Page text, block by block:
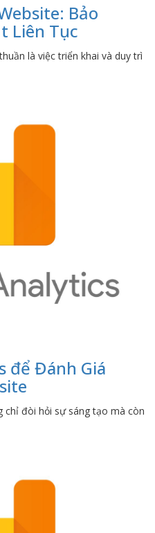
Bảo
Liên Tục
là việc triển khai và duy trì
để Đánh Giá
chỉ đòi hỏi sự sáng tạo mà còn